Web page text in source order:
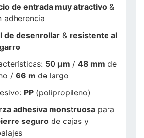
de entrada muy atractivo &
adherencia
de desenrollar & resistente al
50 µm / 48 mm de
/ 66 m de largo
PP (polipropileno)
adhesiva monstruosa para
seguro de cajas y